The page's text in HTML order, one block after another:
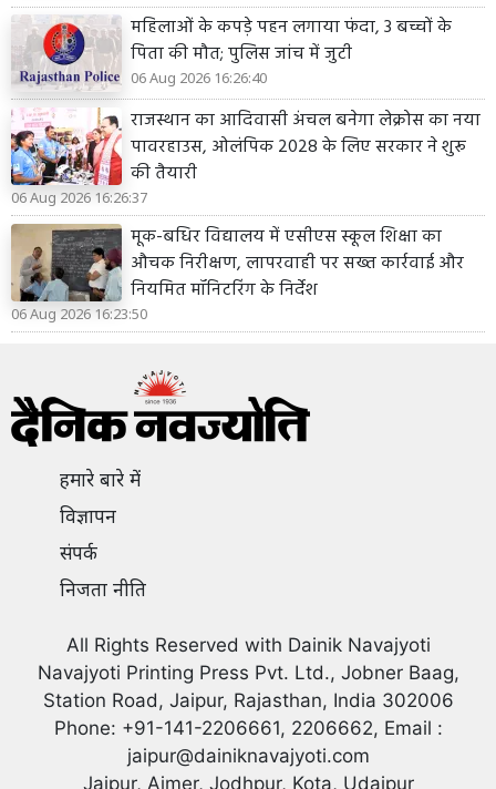
महिलाओं के कपड़े पहन लगाया फंदा, 3 बच्चों के
पिता की मौत; पुलिस जांच में जुटी
06 Aug 2026 16:26:40
राजस्थान का आदिवासी अंचल बनेगा लेक्रोस का नया
पावरहाउस, ओलंपिक 2028 के लिए सरकार ने शुरू
की तैयारी
06 Aug 2026 16:26:37
मूक-बधिर विद्यालय में एसीएस स्कूल शिक्षा का
औचक निरीक्षण, लापरवाही पर सख्त कार्रवाई और
नियमित मॉनिटरिंग के निर्देश
06 Aug 2026 16:23:50
हमारे बारे में
विज्ञापन
संपर्क
निजता नीति
All Rights Reserved with Dainik Navajyoti
Navajyoti Printing Press Pvt. Ltd., Jobner Baag,
Station Road, Jaipur, Rajasthan, India 302006
Phone: +91-141-2206661, 2206662, Email :
jaipur@dainiknavajyoti.com
Jaipur, Ajmer, Jodhpur, Kota, Udaipur